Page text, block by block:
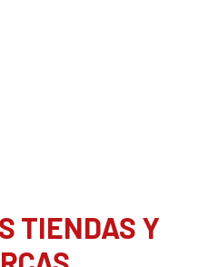
TIENDAS Y